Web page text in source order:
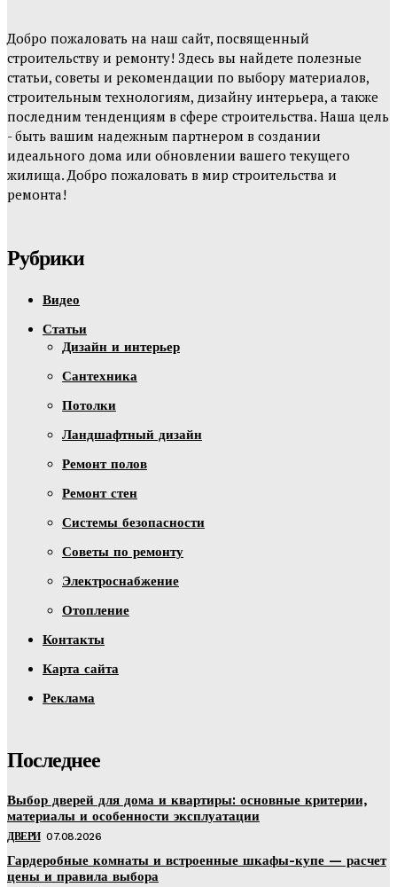
Добро пожаловать на наш сайт, посвященный
строительству и ремонту! Здесь вы найдете полезные
статьи, советы и рекомендации по выбору материалов,
строительным технологиям, дизайну интерьера, а также
последним тенденциям в сфере строительства. Наша цель
- быть вашим надежным партнером в создании
идеального дома или обновлении вашего текущего
жилища. Добро пожаловать в мир строительства и
ремонта!
Рубрики
Видео
Статьи
Дизайн и интерьер
Сантехника
Потолки
Ландшафтный дизайн
Ремонт полов
Ремонт стен
Системы безопасности
Советы по ремонту
Электроснабжение
Отопление
Контакты
Карта сайта
Реклама
Последнее
Выбор дверей для дома и квартиры: основные критерии,
материалы и особенности эксплуатации
ДВЕРИ 07.08.2026
Гардеробные комнаты и встроенные шкафы-купе — расчет
цены и правила выбора